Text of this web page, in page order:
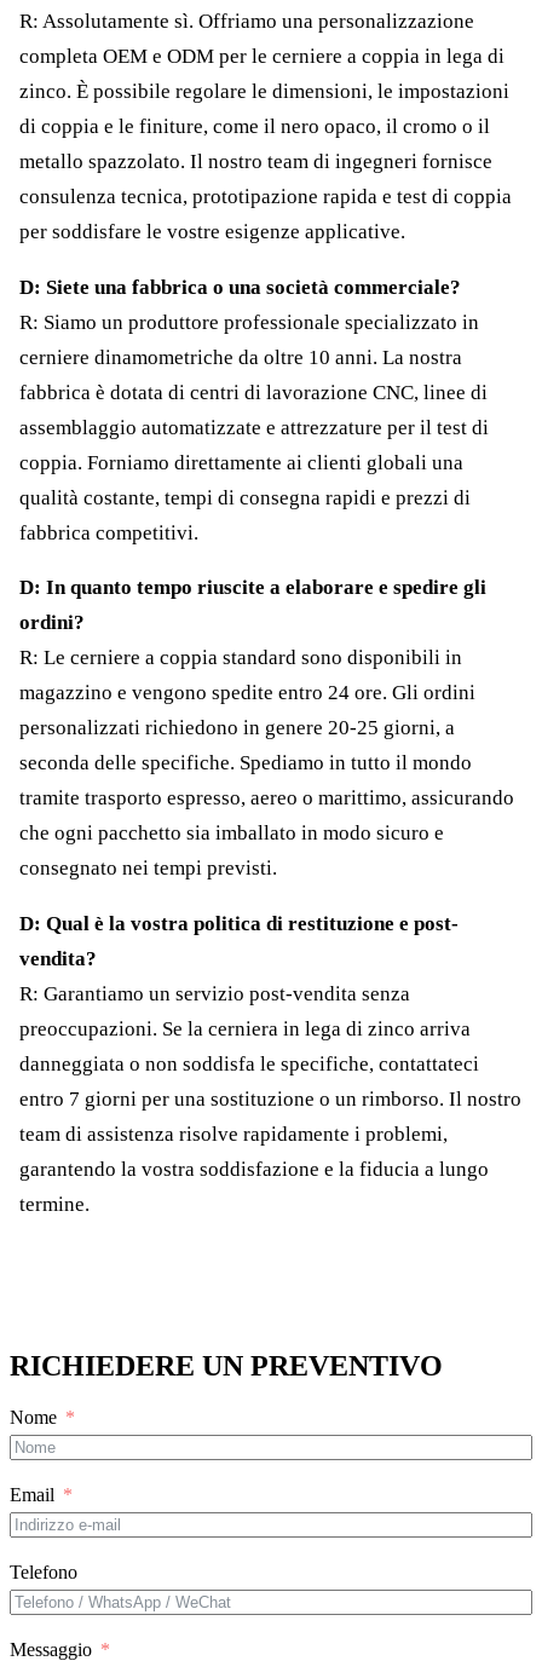
R: Assolutamente sì. Offriamo una personalizzazione
completa OEM e ODM per le cerniere a coppia in lega di
zinco. È possibile regolare le dimensioni, le impostazioni
di coppia e le finiture, come il nero opaco, il cromo o il
metallo spazzolato. Il nostro team di ingegneri fornisce
consulenza tecnica, prototipazione rapida e test di coppia
per soddisfare le vostre esigenze applicative.
D: Siete una fabbrica o una società commerciale?
R: Siamo un produttore professionale specializzato in
cerniere dinamometriche da oltre 10 anni. La nostra
fabbrica è dotata di centri di lavorazione CNC, linee di
assemblaggio automatizzate e attrezzature per il test di
coppia. Forniamo direttamente ai clienti globali una
qualità costante, tempi di consegna rapidi e prezzi di
fabbrica competitivi.
D: In quanto tempo riuscite a elaborare e spedire gli
ordini?
R: Le cerniere a coppia standard sono disponibili in
magazzino e vengono spedite entro 24 ore. Gli ordini
personalizzati richiedono in genere 20-25 giorni, a
seconda delle specifiche. Spediamo in tutto il mondo
tramite trasporto espresso, aereo o marittimo, assicurando
che ogni pacchetto sia imballato in modo sicuro e
consegnato nei tempi previsti.
D: Qual è la vostra politica di restituzione e post-
vendita?
R: Garantiamo un servizio post-vendita senza
preoccupazioni. Se la cerniera in lega di zinco arriva
danneggiata o non soddisfa le specifiche, contattateci
entro 7 giorni per una sostituzione o un rimborso. Il nostro
team di assistenza risolve rapidamente i problemi,
garantendo la vostra soddisfazione e la fiducia a lungo
termine.
RICHIEDERE UN PREVENTIVO
Nome
Email
Telefono
Messaggio